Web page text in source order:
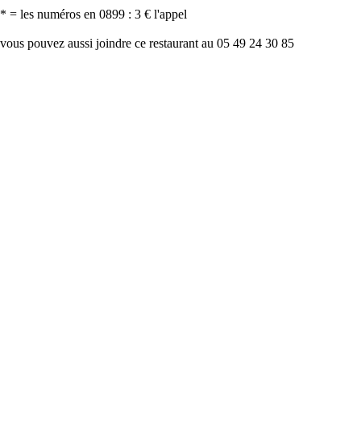
* = les numéros en 0899 : 3 € l'appel
vous pouvez aussi joindre ce restaurant au 05 49 24 30 85